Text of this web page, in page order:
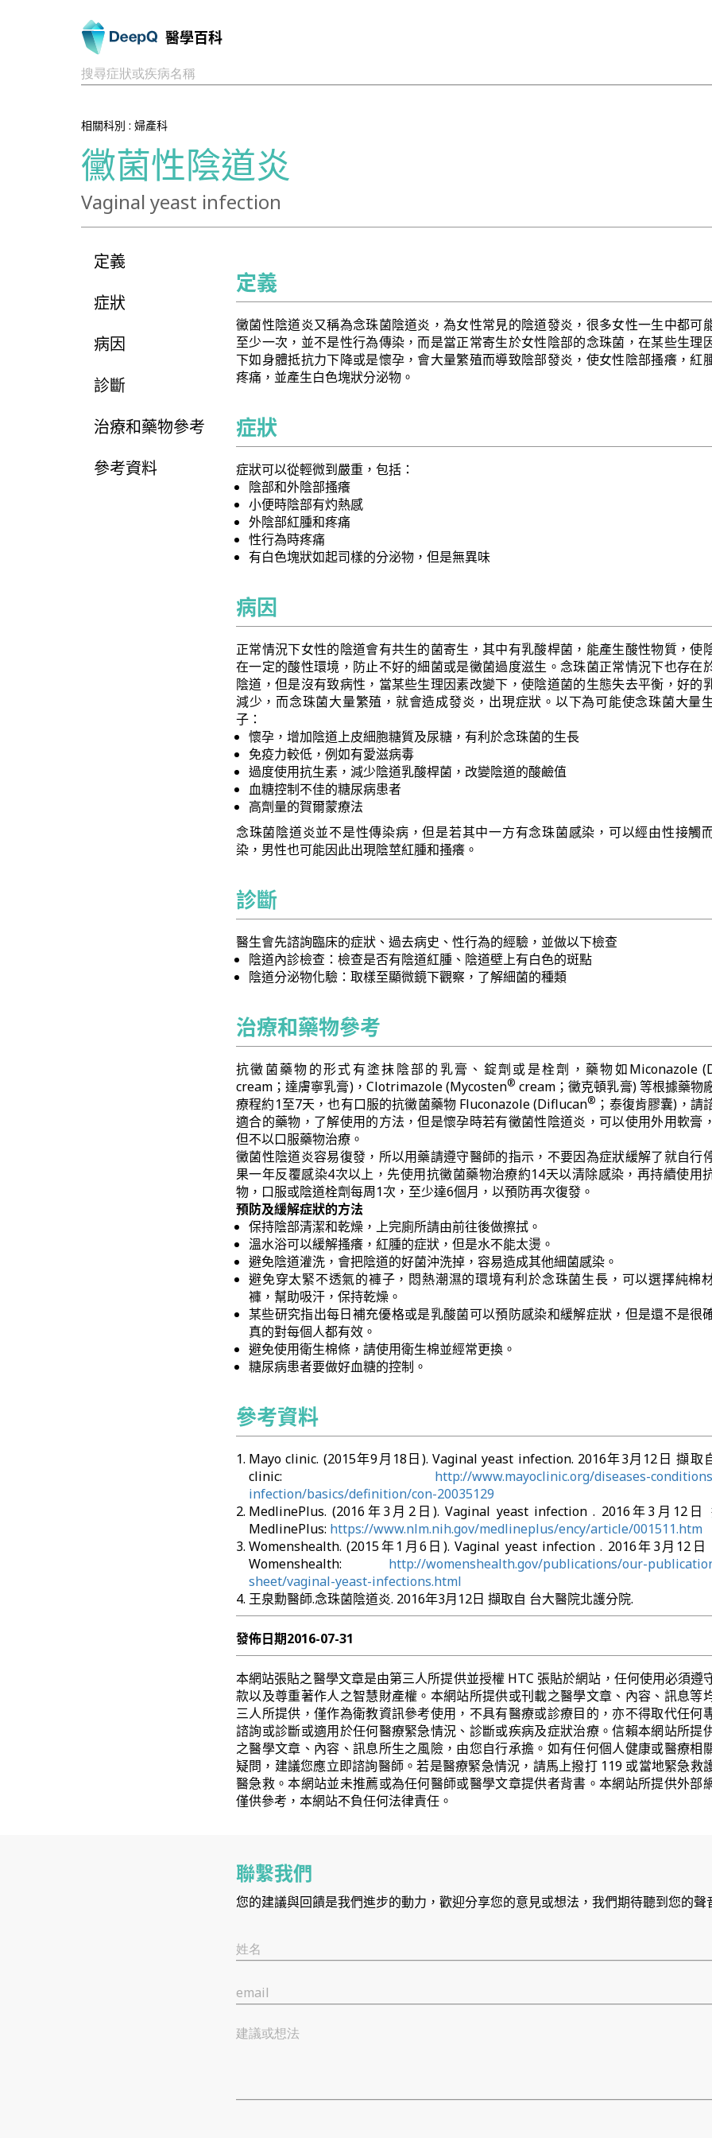
醫學百科
搜尋症狀或疾病名稱
相關科別 : 婦產科
黴菌性陰道炎
Vaginal yeast infection
定義
症狀
病因
診斷
治療和藥物參考
參考資料
定義
黴菌性陰道炎又稱為念珠菌陰道炎，為女性常見的陰道發炎，很多女性一生中都可
至少一次，並不是性行為傳染，而是當正常寄生於女性陰部的念珠菌，在某些生理
下如身體抵抗力下降或是懷孕，會大量繁殖而導致陰部發炎，使女性陰部搔癢，紅
疼痛，並產生白色塊狀分泌物。
症狀
症狀可以從輕微到嚴重，包括：
陰部和外陰部搔癢
小便時陰部有灼熱感
外陰部紅腫和疼痛
性行為時疼痛
有白色塊狀如起司樣的分泌物，但是無異味
病因
正常情況下女性的陰道會有共生的菌寄生，其中有乳酸桿菌，能產生酸性物質，使
在一定的酸性環境，防止不好的細菌或是黴菌過度滋生。念珠菌正常情況下也存在
陰道，但是沒有致病性，當某些生理因素改變下，使陰道菌的生態失去平衡，好的
減少，而念珠菌大量繁殖，就會造成發炎，出現症狀。以下為可能使念珠菌大量
子：
懷孕，增加陰道上皮細胞糖質及尿糖，有利於念珠菌的生長
免疫力較低，例如有愛滋病毒
過度使用抗生素，減少陰道乳酸桿菌，改變陰道的酸鹼值
血糖控制不佳的糖尿病患者
高劑量的賀爾蒙療法
念珠菌陰道炎並不是性傳染病，但是若其中一方有念珠菌感染，可以經由性接觸
染，男性也可能因此出現陰莖紅腫和搔癢。
診斷
醫生會先諮詢臨床的症狀、過去病史、性行為的經驗，並做以下檢查
陰道內診檢查：檢查是否有陰道紅腫、陰道壁上有白色的斑點
陰道分泌物化驗：取樣至顯微鏡下觀察，了解細菌的種類
治療和藥物參考
抗黴菌藥物的形式有塗抹陰部的乳膏、錠劑或是栓劑，藥物如Miconazole
cream；達膚寧乳膏)，Clotrimazole (Mycosten® cream；黴克頓乳膏) 等根據藥物
療程約1至7天，也有口服的抗黴菌藥物 Fluconazole (Diflucan® ；泰復肯膠囊)，請
適合的藥物，了解使用的方法，但是懷孕時若有黴菌性陰道炎，可以使用外用軟膏
但不以口服藥物治療。
黴菌性陰道炎容易復發，所以用藥請遵守醫師的指示，不要因為症狀緩解了就自行
果一年反覆感染4次以上，先使用抗黴菌藥物治療約14天以清除感染，再持續使用
物，口服或陰道栓劑每周1次，至少達6個月，以預防再次復發。
預防及緩解症狀的方法
保持陰部清潔和乾燥，上完廁所請由前往後做擦拭。
溫水浴可以緩解搔癢，紅腫的症狀，但是水不能太燙。
避免陰道灌洗，會把陰道的好菌沖洗掉，容易造成其他細菌感染。
避免穿太緊不透氣的褲子，悶熱潮濕的環境有利於念珠菌生長，可以選擇純棉
褲，幫助吸汗，保持乾燥。
某些研究指出每日補充優格或是乳酸菌可以預防感染和緩解症狀，但是還不是很
真的對每個人都有效。
避免使用衛生棉條，請使用衛生棉並經常更換。
糖尿病患者要做好血糖的控制。
參考資料
Mayo clinic. (2015年9月18日). Vaginal yeast infection. 2016年3月12日 擷取
clinic: http://www.mayoclinic.org/diseases-
infection/basics/definition/con-20035129
MedlinePlus. (2016年3月2日). Vaginal yeast infection . 2016年3月12日
MedlinePlus: https://www.nlm.nih.gov/medlineplus/ency/article/001511.htm
Womenshealth. (2015年1月6日). Vaginal yeast infection . 2016年3月12日
Womenshealth: http://womenshealth.gov/publications/our-
sheet/vaginal-yeast-infections.html
王泉勳醫師.念珠菌陰道炎. 2016年3月12日 擷取自 台大醫院北護分院.
發佈日期2016-07-31
本網站張貼之醫學文章是由第三人所提供並授權 HTC 張貼於網站，任何使用必須遵
款以及尊重著作人之智慧財產權。本網站所提供或刊載之醫學文章、內容、訊息等
三人所提供，僅作為衛教資訊參考使用，不具有醫療或診療目的，亦不得取代任何
諮詢或診斷或適用於任何醫療緊急情況、診斷或疾病及症狀治療。信賴本網站所提
之醫學文章、內容、訊息所生之風險，由您自行承擔。如有任何個人健康或醫療相
疑問，建議您應立即諮詢醫師。若是醫療緊急情況，請馬上撥打 119 或當地緊急救
醫急救。本網站並未推薦或為任何醫師或醫學文章提供者背書。本網站所提供外部
僅供參考，本網站不負任何法律責任。
聯繫我們
您的建議與回饋是我們進步的動力，歡迎分享您的意見或想法，我們期待聽到您的聲
姓名
email
建議或想法